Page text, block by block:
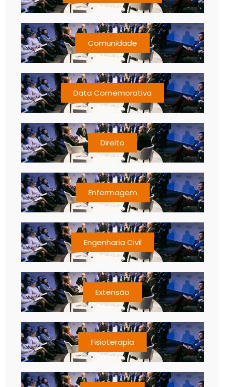
Comunidade
Data Comemorativa
Direito
Enfermagem
Engenharia Civil
Extensão
Fisioterapia